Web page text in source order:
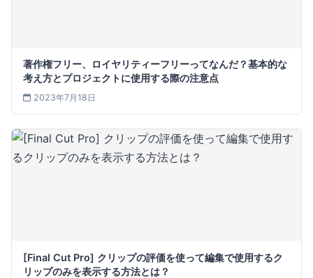
著作権フリー、ロイヤリティーフリーってなんだ？基本的な
考え方とプロジェクトに使用する際の注意点
2023年7月18日
[Final Cut Pro] クリップの評価を使って編集で使用するク
リップのみを表示する方法とは？